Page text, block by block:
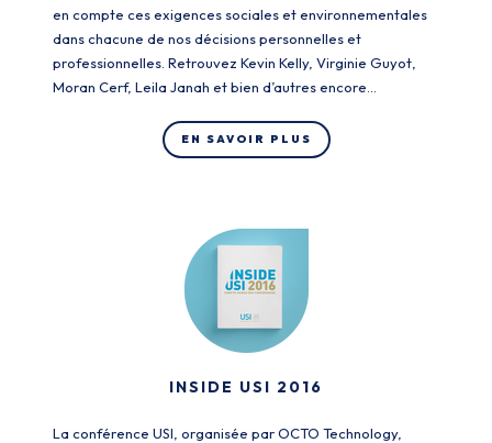
en compte ces exigences sociales et environnementales
dans chacune de nos décisions personnelles et
professionnelles. Retrouvez Kevin Kelly, Virginie Guyot,
Moran Cerf, Leila Janah et bien d’autres encore…
EN SAVOIR PLUS
INSIDE USI 2016
La conférence USI, organisée par OCTO Technology,